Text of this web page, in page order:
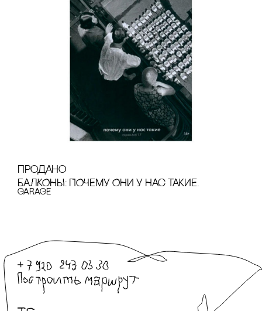
продано
БАЛКОНЫ: ПОЧЕМУ ОНИ У НАс ТАКИЕ.
GARAGE